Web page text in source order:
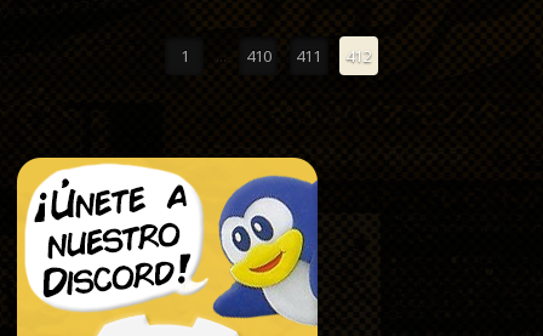
1 ... 410 411 412